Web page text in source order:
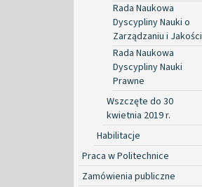
Rada Naukowa
Dyscypliny Nauki o
Zarządzaniu i Jakości
Rada Naukowa
Dyscypliny Nauki
Prawne
Wszczęte do 30
kwietnia 2019 r.
Habilitacje
Praca w Politechnice
Zamówienia publiczne